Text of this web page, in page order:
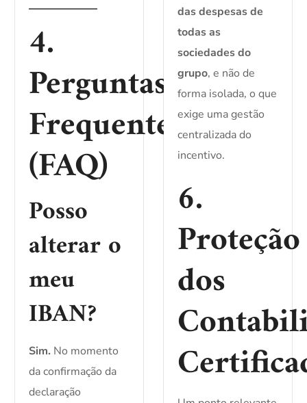
4.
Perguntas
Frequentes
(FAQ)
Posso
alterar o
meu
IBAN?
Sim. No momento
da confirmação da
declaração
das despesas de
todas as
sociedades do
grupo, e não de
forma isolada, o que
exige uma gestão
centralizada do
incentivo.
6.
Proteção
dos